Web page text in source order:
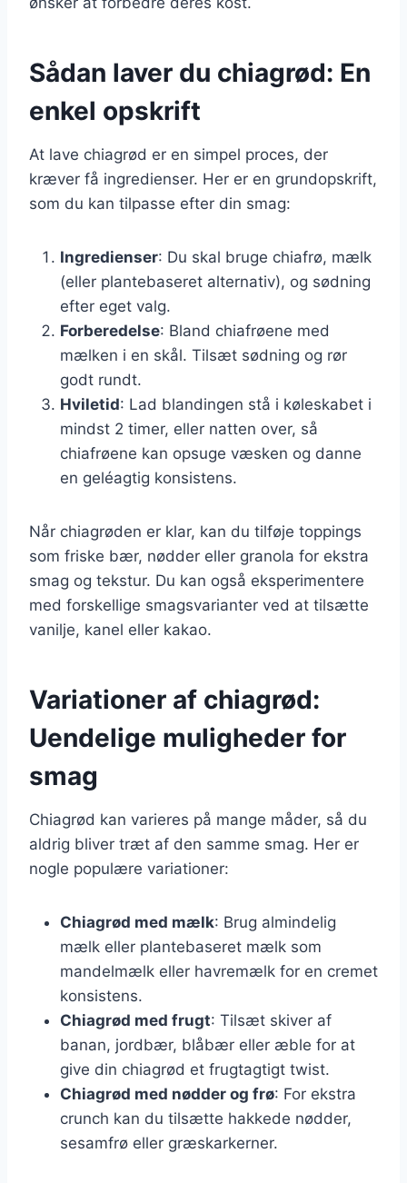
Sådan laver du chiagrød: En
enkel opskrift
At lave chiagrød er en simpel proces, der
kræver få ingredienser. Her er en grundopskrift,
som du kan tilpasse efter din smag:
Ingredienser: Du skal bruge chiafrø, mælk
(eller plantebaseret alternativ), og sødning
efter eget valg.
Forberedelse: Bland chiafrøene med
mælken i en skål. Tilsæt sødning og rør
godt rundt.
Hviletid: Lad blandingen stå i køleskabet i
mindst 2 timer, eller natten over, så
chiafrøene kan opsuge væsken og danne
en geléagtig konsistens.
Når chiagrøden er klar, kan du tilføje toppings
som friske bær, nødder eller granola for ekstra
smag og tekstur. Du kan også eksperimentere
med forskellige smagsvarianter ved at tilsætte
vanilje, kanel eller kakao.
Variationer af chiagrød:
Uendelige muligheder for
smag
Chiagrød kan varieres på mange måder, så du
aldrig bliver træt af den samme smag. Her er
nogle populære variationer:
Chiagrød med mælk: Brug almindelig
mælk eller plantebaseret mælk som
mandelmælk eller havremælk for en cremet
konsistens.
Chiagrød med frugt: Tilsæt skiver af
banan, jordbær, blåbær eller æble for at
give din chiagrød et frugtagtigt twist.
Chiagrød med nødder og frø: For ekstra
crunch kan du tilsætte hakkede nødder,
sesamfrø eller græskarkerner.